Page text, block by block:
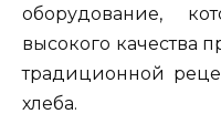
оборудование,
высокого качества
традиционной
хлеба.